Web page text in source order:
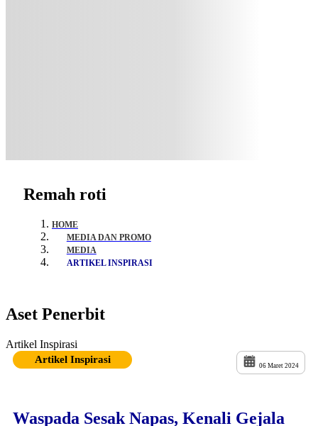
Remah roti
HOME
MEDIA DAN PROMO
MEDIA
ARTIKEL INSPIRASI
Aset Penerbit
Artikel Inspirasi
Artikel Inspirasi
06 Maret 2024
Waspada Sesak Napas, Kenali Gejala